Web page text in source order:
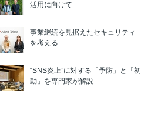
活用に向けて
事業継続を見据えたセキュリティ
を考える
“SNS炎上”に対する「予防」と「初
動」を専門家が解説